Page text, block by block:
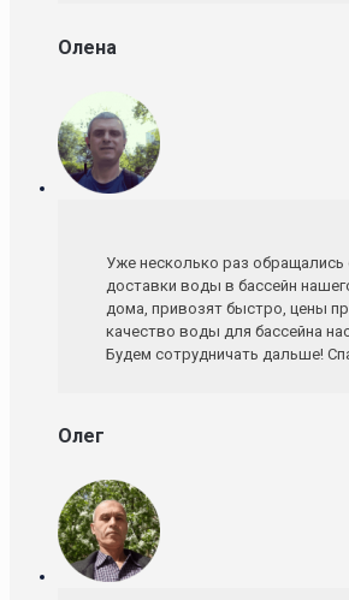
Олена
Уже несколько раз
доставки воды в бассейн
дома, привозят быстро, цены
качество воды для бассейна
Будем сотрудничать дальше!
Олег